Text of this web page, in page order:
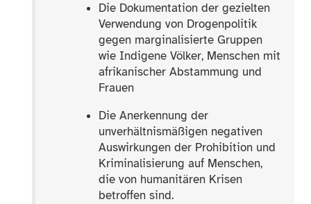
Die Dokumentation der gezielten
Verwendung von Drogenpolitik
gegen marginalisierte Gruppen
wie Indigene Völker, Menschen mit
afrikanischer Abstammung und
Frauen
Die Anerkennung der
unverhältnismäßigen negativen
Auswirkungen der Prohibition und
Kriminalisierung auf Menschen,
die von humanitären Krisen
betroffen sind.